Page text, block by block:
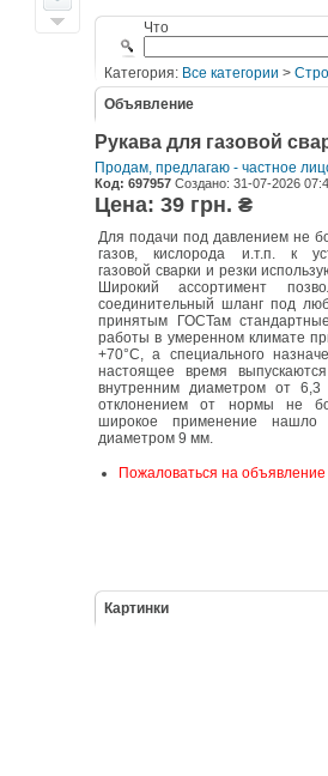
Что
Категория: Все категории >
Объявление
Рукава для газовой
Продам, предлагаю - частное
Код: 697957 Создано: 31-07-2026
Цена: 39 грн. ₴
Для подачи под давлением не
газов, кислорода и.т.п. к
газовой сварки и резки
Широкий ассортимент
соединительный шланг под
принятым ГОСТам
работы в умеренном климате
+70°С, а специального
настоящее время
внутренним диаметром от
отклонением от нормы не
широкое применение нашло
диаметром 9 мм.
Пожаловаться на объявление
Картинки